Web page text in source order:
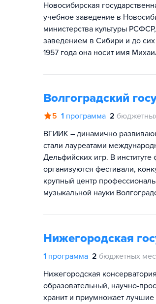
Новосибирская
учебное заведение в
министерства культуры
заведением в Сибири и до
1957 года она носит имя
Волгоградский
5 1 программа 2
ВГИИК – динамично
стали лауреатами
Дельфийских игр. В
организуются фестивали,
крупный центр
музыкальной науки
Нижегородская
1 программа 2 бюджетных
Нижегородская
образовательный, научно-
хранит и приумножает